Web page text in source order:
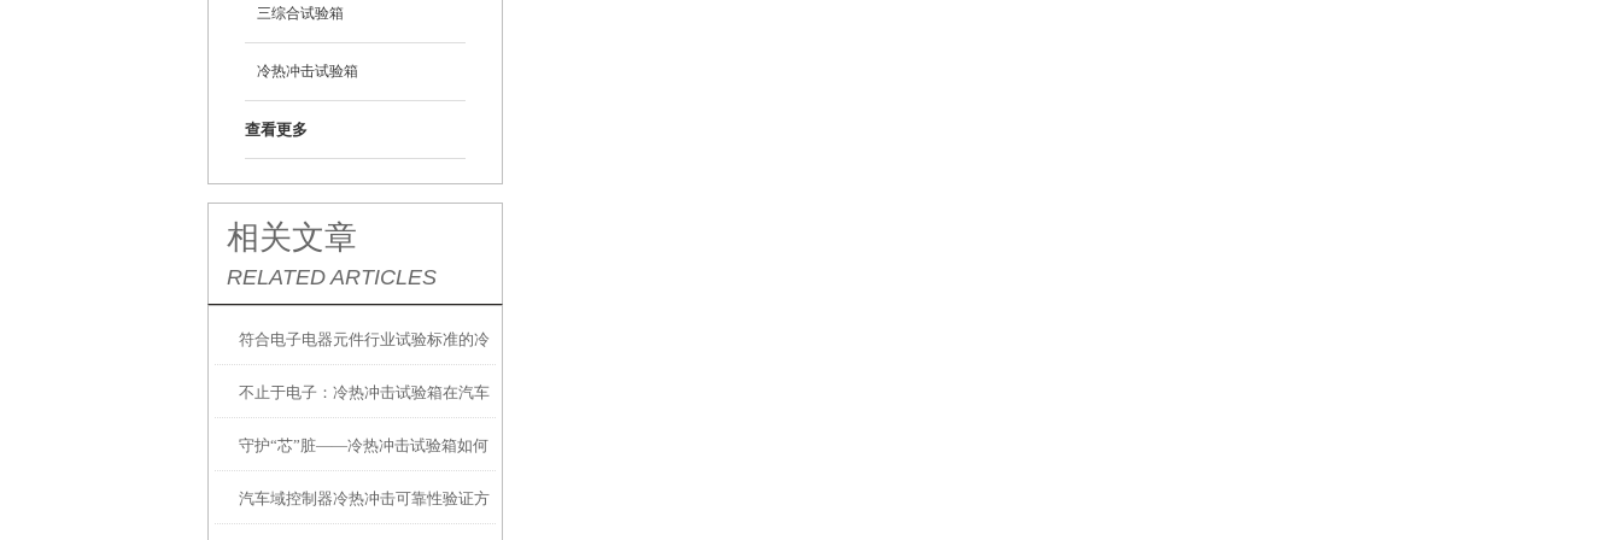
三综合试验箱
冷热冲击试验箱
查看更多
相关文章
RELATED ARTICLES
符合电子电器元件行业试验标准的冷
热冲击试验箱介绍与产品推荐
不止于电子：冷热冲击试验箱在汽车
内外饰材料测试中的关键角色
守护“芯”脏——冷热冲击试验箱如何
保障电子元器件可靠性
汽车域控制器冷热冲击可靠性验证方